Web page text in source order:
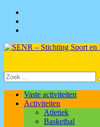
naar
–
Stichting
Sport
Recreatie
Zoeken
naar:
Vaste activiteiten
Activiteiten
Atletiek
Basketbal